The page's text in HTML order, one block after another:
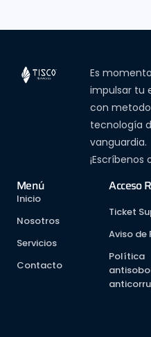
Es
impulsar tu
con
tecnología
vanguardia.
¡Escríbenos
Acceso
Ticket
Aviso de
Política
Menú
Inicio
Nosotros
Servicios
Contacto